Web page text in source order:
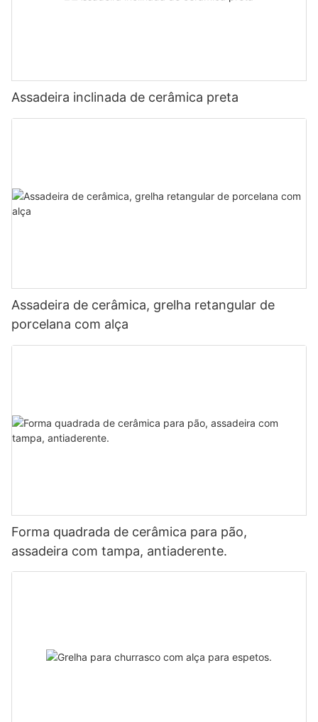
Assadeira inclinada de cerâmica preta
Assadeira de cerâmica, grelha retangular de
porcelana com alça
Forma quadrada de cerâmica para pão,
assadeira com tampa, antiaderente.